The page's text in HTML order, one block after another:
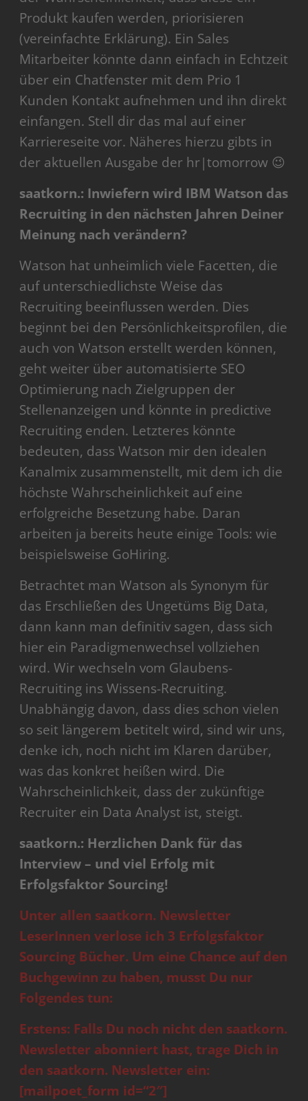
Produkt kaufen werden, priorisieren
(vereinfachte Erklärung). Ein Sales
Mitarbeiter könnte dann einfach in Echtzeit
über ein Chatfenster mit dem Prio 1
Kunden Kontakt aufnehmen und ihn direkt
einfangen. Stell dir das mal auf einer
Karriereseite vor. Näheres hierzu gibts in
der aktuellen Ausgabe der hr|tomorrow 😉
saatkorn.: Inwiefern wird IBM Watson das
Recruiting in den nächsten Jahren Deiner
Meinung nach verändern?
Watson hat unheimlich viele Facetten, die
auf unterschiedlichste Weise das
Recruiting beeinflussen werden. Dies
beginnt bei den Persönlichkeitsprofilen, die
auch von Watson erstellt werden können,
geht weiter über automatisierte SEO
Optimierung nach Zielgruppen der
Stellenanzeigen und könnte in predictive
Recruiting enden. Letzteres könnte
bedeuten, dass Watson mir den idealen
Kanalmix zusammenstellt, mit dem ich die
höchste Wahrscheinlichkeit auf eine
erfolgreiche Besetzung habe. Daran
arbeiten ja bereits heute einige Tools: wie
beispielsweise GoHiring.
Betrachtet man Watson als Synonym für
das Erschließen des Ungetüms Big Data,
dann kann man definitiv sagen, dass sich
hier ein Paradigmenwechsel vollziehen
wird. Wir wechseln vom Glaubens-
Recruiting ins Wissens-Recruiting.
Unabhängig davon, dass dies schon vielen
so seit längerem betitelt wird, sind wir uns,
denke ich, noch nicht im Klaren darüber,
was das konkret heißen wird. Die
Wahrscheinlichkeit, dass der zukünftige
Recruiter ein Data Analyst ist, steigt.
saatkorn.: Herzlichen Dank für das
Interview – und viel Erfolg mit
Erfolgsfaktor Sourcing!
Unter allen saatkorn. Newsletter
LeserInnen verlose ich 3 Erfolgsfaktor
Sourcing Bücher. Um eine Chance auf den
Buchgewinn zu haben, musst Du nur
Folgendes tun:
Erstens: Falls Du noch nicht den saatkorn.
Newsletter abonniert hast, trage Dich in
den saatkorn. Newsletter ein:
[mailpoet_form id=“2″]